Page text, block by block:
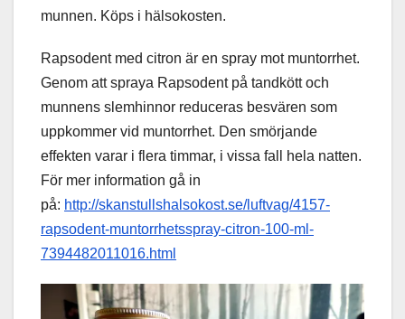
munnen. Köps i hälsokosten.
Rapsodent med citron är en spray mot muntorrhet.
Genom att spraya Rapsodent på tandkött och
munnens slemhinnor reduceras besvären som
uppkommer vid muntorrhet. Den smörjande
effekten varar i flera timmar, i vissa fall hela natten.
För mer information gå in
på: http://skanstullshalsokost.se/luftvag/4157-
rapsodent-muntorrhetsspray-citron-100-ml-
7394482011016.html